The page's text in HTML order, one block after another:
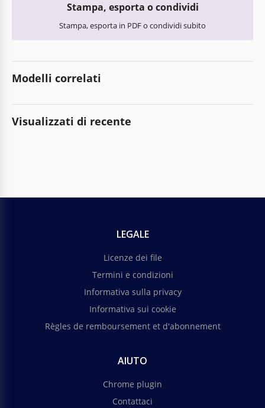
Stampa, esporta o condividi
Stampa, esporta in PDF o condividi subito
Modelli correlati
Visualizzati di recente
LEGALE
Licenze dei file
Termini e condizioni
Informativa sulla privacy
Informativa sui cookie
Règles de remboursement et d'abonnement
AIUTO
Chrome plugin
Contattaci